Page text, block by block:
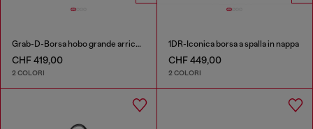
Grab-D-Borsa hobo grande arricciata
CHF 419,00
2 COLORI
1DR-Iconica borsa a spalla in nappa
CHF 449,00
2 COLORI